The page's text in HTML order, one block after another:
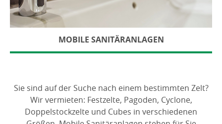
MOBILE SANITÄRANLAGEN
Sie sind auf der Suche nach einem bestimmten Zelt?
Wir vermieten: Festzelte, Pagoden, Cyclone,
Doppelstockzelte und Cubes in verschiedenen